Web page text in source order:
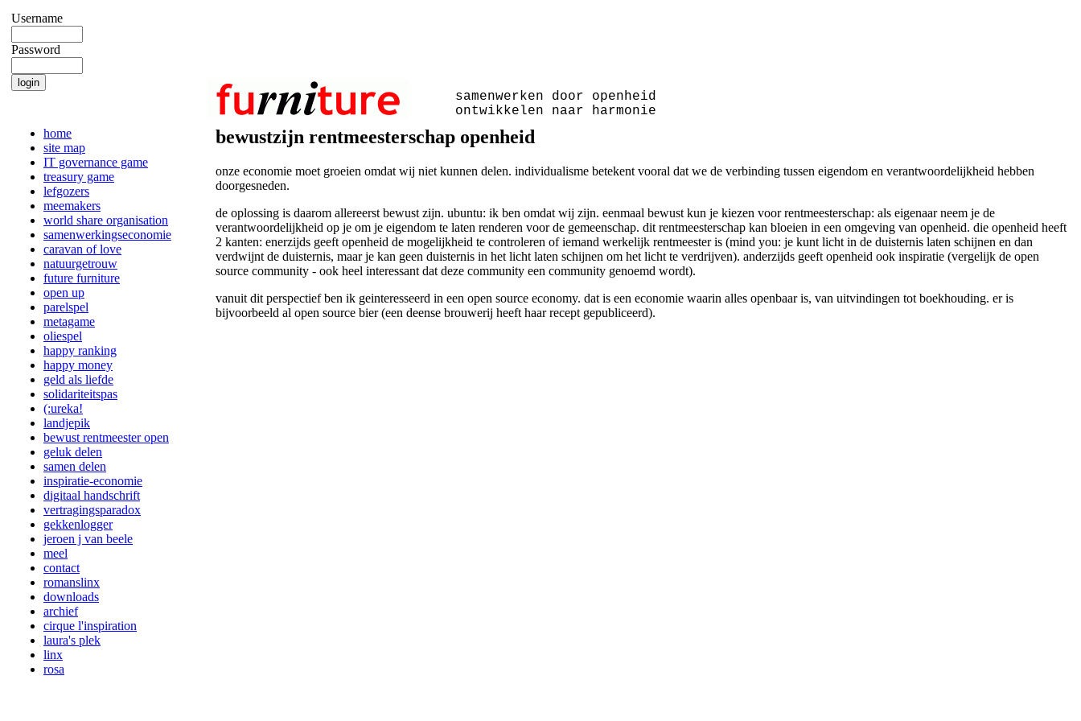
Username
Password
samenwerken door openheid
ontwikkelen naar harmonie
home
site map
IT governance game
treasury game
lefgozers
meemakers
world share organisation
samenwerkingseconomie
caravan of love
natuurgetrouw
future furniture
open up
parelspel
metagame
oliespel
happy ranking
happy money
geld als liefde
solidariteitspas
(:ureka!
landjepik
bewust rentmeester open
geluk delen
samen delen
inspiratie-economie
digitaal handschrift
vertragingsparadox
gekkenlogger
jeroen j van beele
meel
contact
romanslinx
downloads
archief
cirque l'inspiration
laura's plek
linx
rosa
bewustzijn rentmeesterschap openheid
onze economie moet groeien omdat wij niet kunnen delen. individualisme betekent vooral dat we de verbinding tussen eigendom en verantwoordelijkheid hebben
doorgesneden.
de oplossing is daarom allereerst bewust zijn. ubuntu: ik ben omdat wij zijn. eenmaal bewust kun je kiezen voor rentmeesterschap: als eigenaar neem je de
verantwoordelijkheid op je om je eigendom te laten renderen voor de gemeenschap. dit rentmeesterschap kan bloeien in een omgeving van openheid. die openheid heeft
2 kanten: enerzijds geeft openheid de mogelijkheid te controleren of iemand werkelijk rentmeester is (mind you: je kunt licht in de duisternis laten schijnen en dan
verdwijnt de duisternis, maar je kan geen duisternis in het licht laten schijnen om het licht te verdrijven). anderzijds geeft openheid ook inspiratie (vergelijk de open
source community - ook heel interessant dat deze community een community genoemd wordt).
vanuit dit perspectief ben ik geinteresseerd in een open source economy. dat is een economie waarin alles openbaar is, van uitvindingen tot boekhouding. er is
bijvoorbeeld al open source bier (een deense brouwerij heeft haar recept gepubliceerd).